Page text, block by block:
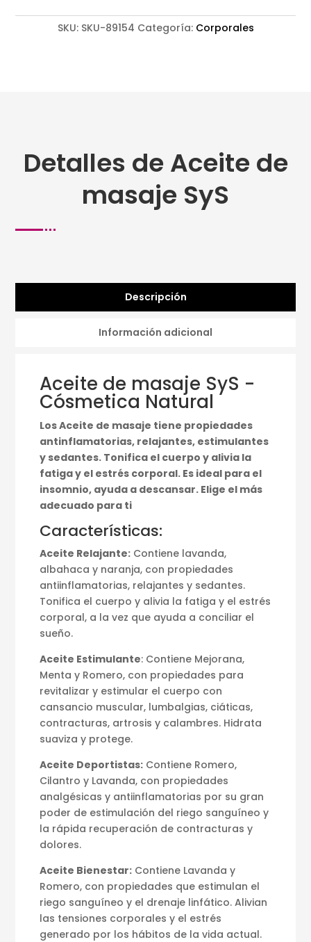
SKU: SKU-89154 Categoría: Corporales
Detalles de Aceite de
masaje SyS
Descripción
Información adicional
Aceite de masaje SyS -
Cósmetica Natural
Los Aceite de masaje tiene propiedades
antinflamatorias, relajantes, estimulantes
y sedantes. Tonifica el cuerpo y alivia la
fatiga y el estrés corporal. Es ideal para el
insomnio, ayuda a descansar. Elige el más
adecuado para ti
Características:
Aceite Relajante: Contiene lavanda,
albahaca y naranja, con propiedades
antiinflamatorias, relajantes y sedantes.
Tonifica el cuerpo y alivia la fatiga y el estrés
corporal, a la vez que ayuda a conciliar el
sueño.
Aceite Estimulante: Contiene Mejorana,
Menta y Romero, con propiedades para
revitalizar y estimular el cuerpo con
cansancio muscular, lumbalgias, ciáticas,
contracturas, artrosis y calambres. Hidrata
suaviza y protege.
Aceite Deportistas: Contiene Romero,
Cilantro y Lavanda, con propiedades
analgésicas y antiinflamatorias por su gran
poder de estimulación del riego sanguíneo y
la rápida recuperación de contracturas y
dolores.
Aceite Bienestar: Contiene Lavanda y
Romero, con propiedades que estimulan el
riego sanguíneo y el drenaje linfático. Alivian
las tensiones corporales y el estrés
generado por los hábitos de la vida actual.